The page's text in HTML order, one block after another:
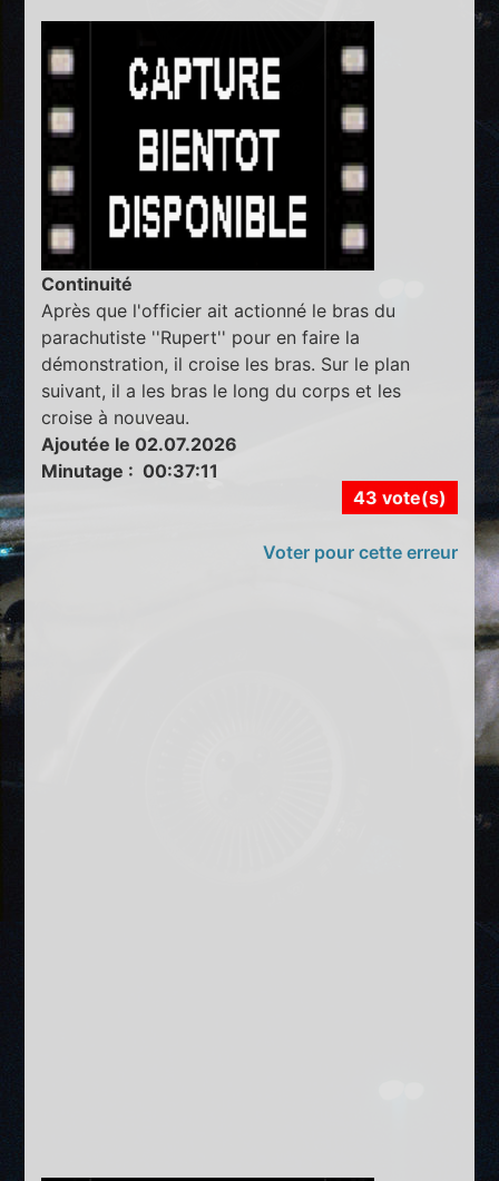
Continuité
Après que l'officier ait actionné le bras du
parachutiste ''Rupert'' pour en faire la
démonstration, il croise les bras. Sur le plan
suivant, il a les bras le long du corps et les
croise à nouveau.
Ajoutée le 02.07.2026
Minutage : 00:37:11
43 vote(s)
Voter pour cette erreur